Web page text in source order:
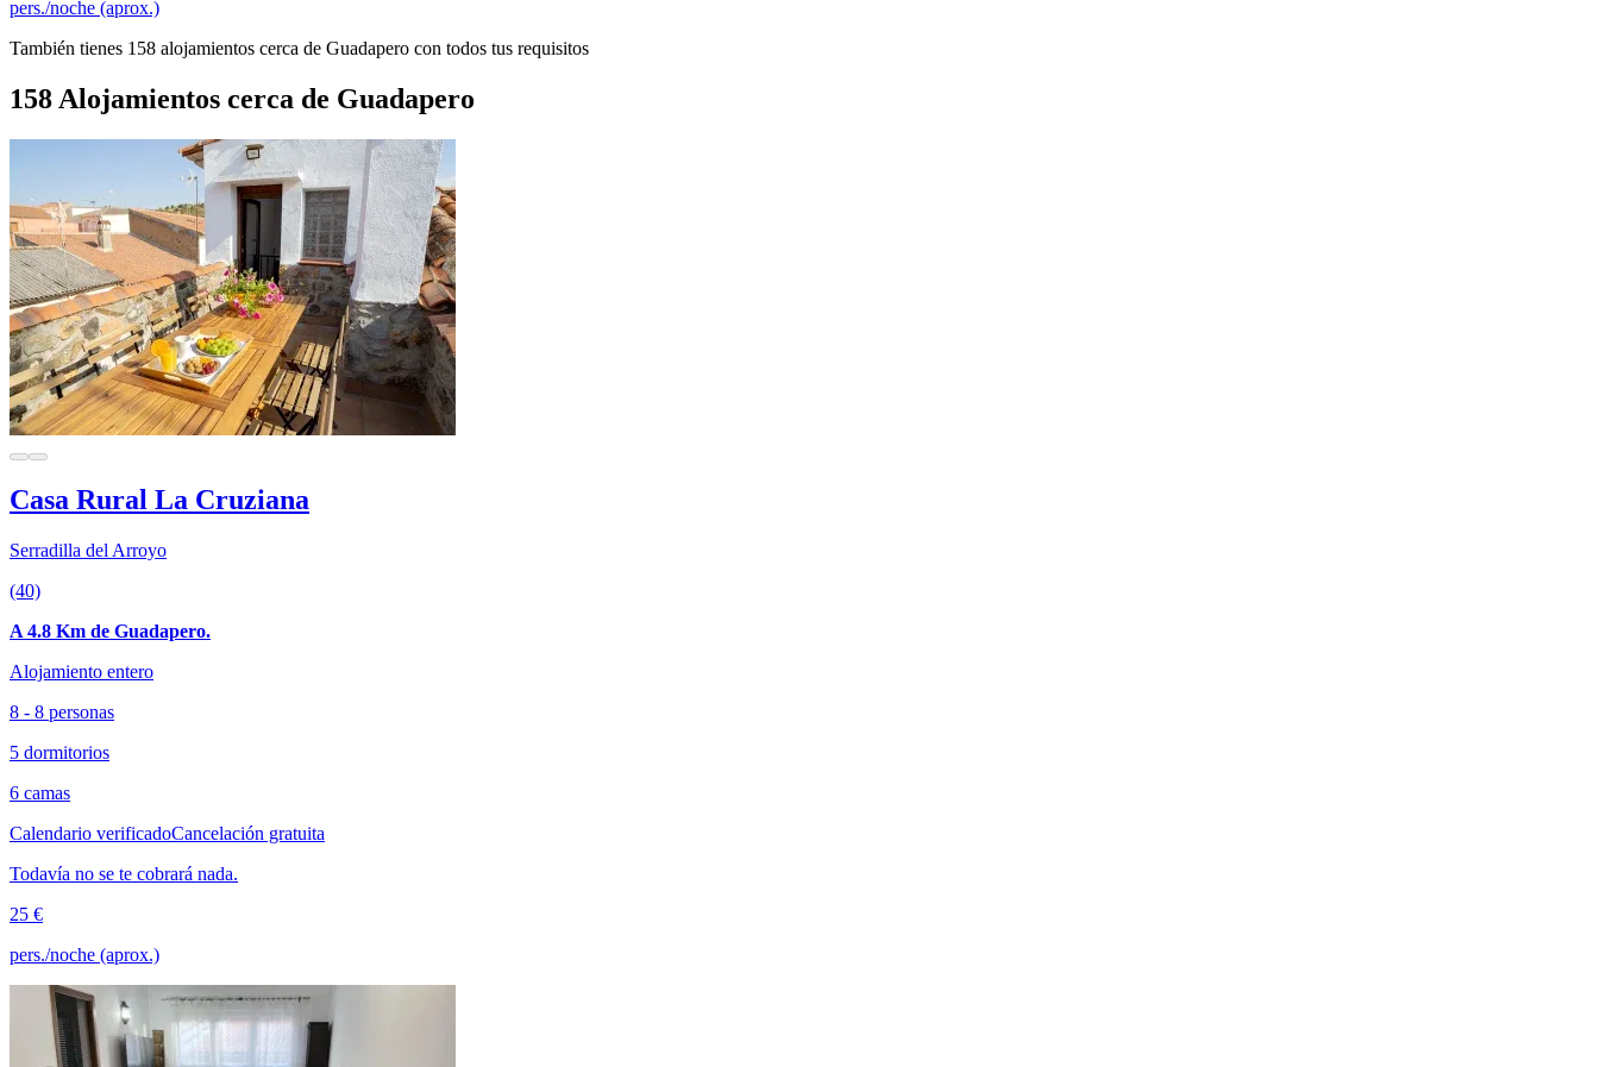
pers./noche (aprox.)
También tienes 158 alojamientos cerca de Guadapero con todos tus requisitos
158 Alojamientos cerca de Guadapero
Casa Rural La Cruziana
Serradilla del Arroyo
(40)
A 4.8 Km de Guadapero.
Alojamiento entero
8 - 8 personas
5 dormitorios
6 camas
Calendario verificadoCancelación gratuita
Todavía no se te cobrará nada.
25 €
pers./noche (aprox.)